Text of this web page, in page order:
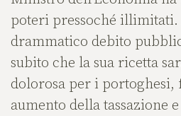
poteri pressoché
drammatico debito
subito che la sua ricetta
dolorosa per i portoghesi,
aumento della tassazione